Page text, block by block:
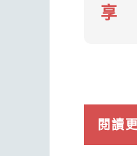
享
閱讀